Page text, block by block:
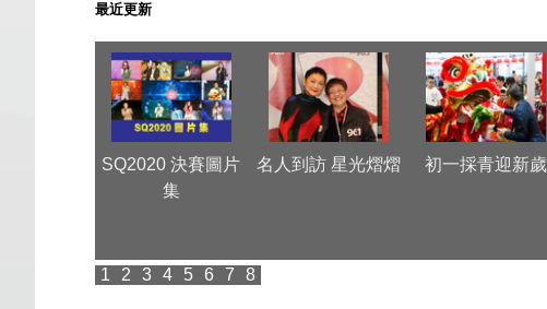
最近更新
SQ2020 決賽圖片
集
名人到訪 星光熠熠 初一採青迎新歲
1 2 3 4 5 6 7 8